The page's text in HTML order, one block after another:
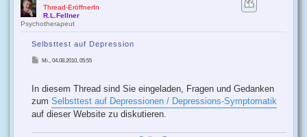
Thread-EröffnerIn
R.L.Fellner
Psychotherapeut
Selbsttest auf Depression
e
g
Mi., 04.08.2010, 05:55
In diesem Thread sind Sie eingeladen, Fragen und Gedanken
zum Selbsttest auf Depressionen / Depressions-Symptomatik
auf dieser Website zu diskutieren.